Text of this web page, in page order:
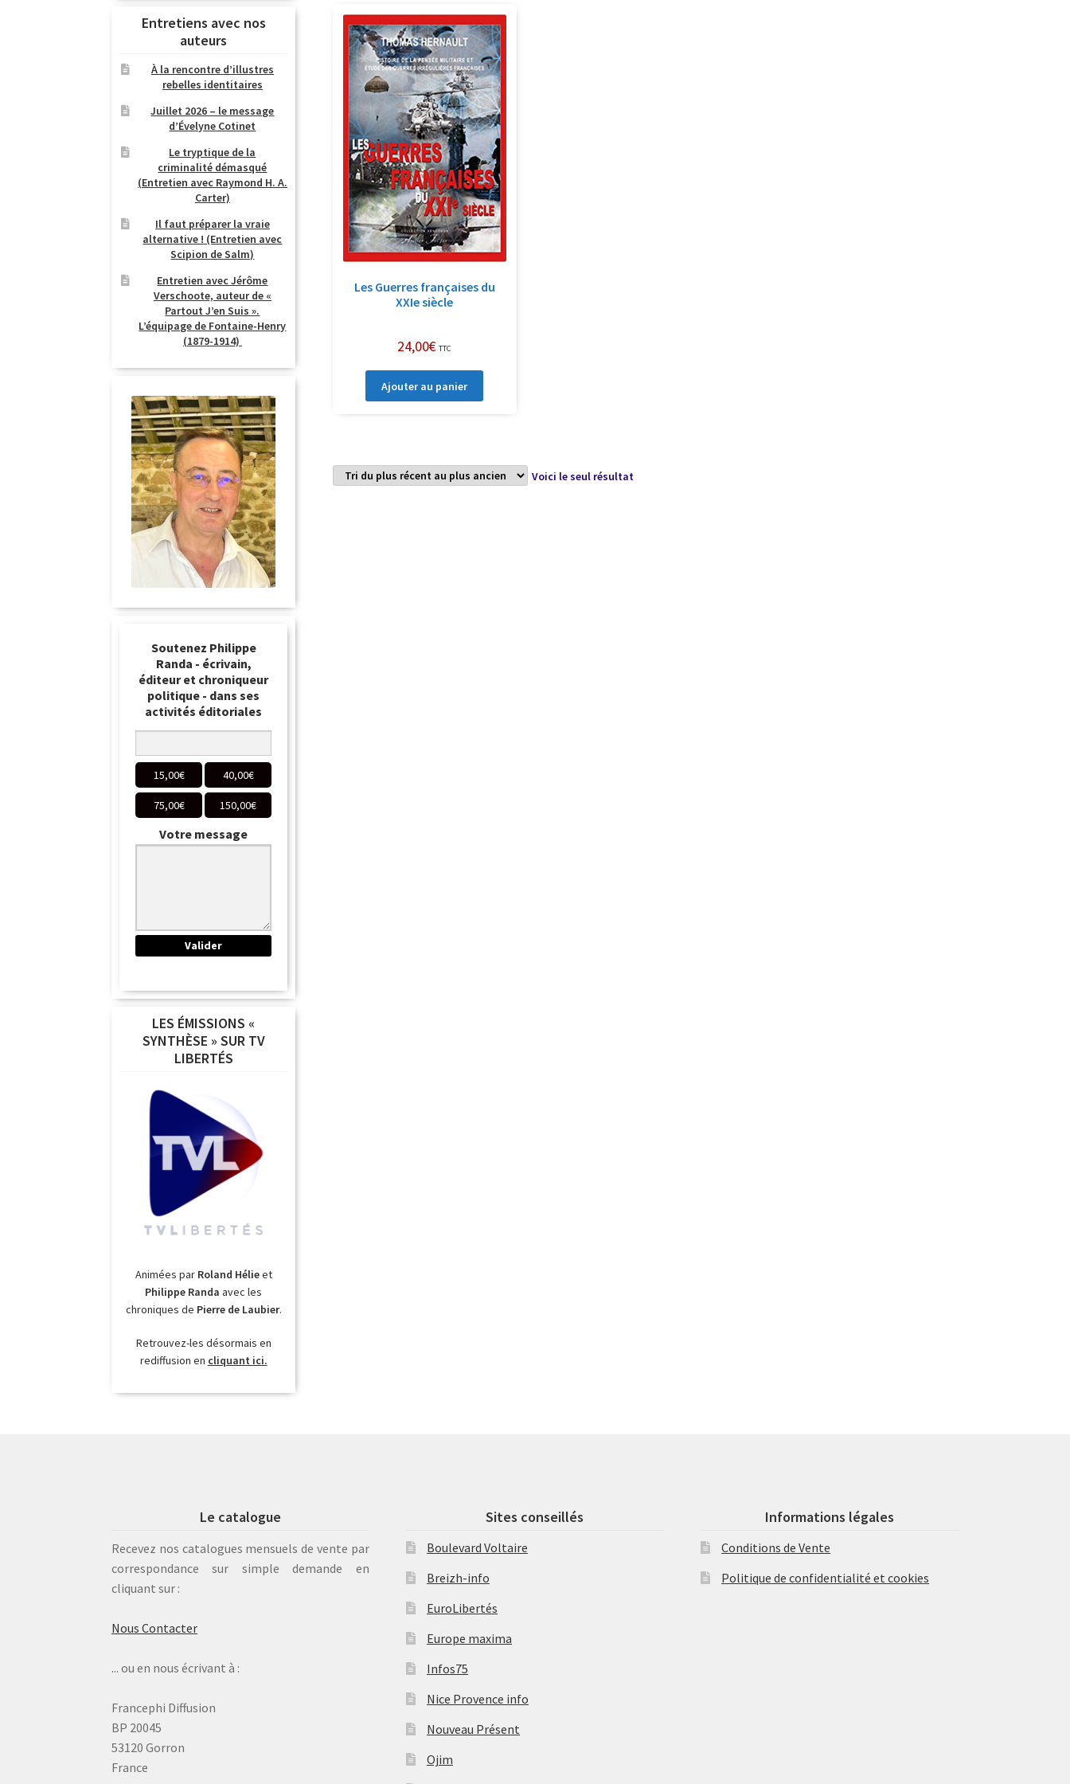
Les Guerres françaises du
XXIe siècle
24,00€ TTC
Ajouter au panier
Voici le seul résultat
Entretiens avec nos
auteurs
À la rencontre d’illustres
rebelles identitaires
Juillet 2026 – le message
d’Évelyne Cotinet
Le tryptique de la
criminalité démasqué
(Entretien avec Raymond H. A.
Carter)
Il faut préparer la vraie
alternative ! (Entretien avec
Scipion de Salm)
Entretien avec Jérôme
Verschoote, auteur de «
Partout J’en Suis ».
L’équipage de Fontaine-Henry
(1879-1914)
Soutenez Philippe
Randa - écrivain,
éditeur et chroniqueur
politique - dans ses
activités éditoriales
15,00€ 40,00€
75,00€ 150,00€
Votre message
LES ÉMISSIONS «
SYNTHÈSE » SUR TV
LIBERTÉS
Animées par Roland Hélieet
Philippe Randa avec les
chroniques de Pierre de Laubier.
Retrouvez-les désormais en
rediffusion en cliquant ici.
Le catalogue
Recevez nos catalogues mensuels de vente par
correspondance sur simple demande en
cliquant sur :
Nous Contacter
... ou en nous écrivant à :
Francephi Diffusion
BP 20045
53120 Gorron
France
Sites conseillés
Boulevard Voltaire
Breizh-info
EuroLibertés
Europe maxima
Infos75
Nice Provence info
Nouveau Présent
Ojim
Informations légales
Conditions de Vente
Politique de confidentialité et cookies